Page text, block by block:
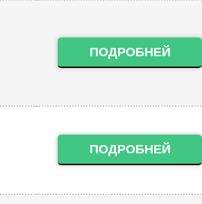
ПОДРОБНЕЙ
ПОДРОБНЕЙ